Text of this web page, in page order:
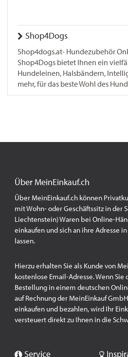
Shop4Dogs
Shop4dogs.at- Hundezubehör
Shop4Dogs bietet Ihnen ein
Hundeleinen, Halsbändern,
mehr, für das beste Wohl des
Über MeinEinkauf.ch
Über MeinEinkauf.ch können
mit Wohn- oder Geschäftssitz in der
Liechtenstein) Waren bei Online-
einkaufen und sich an ihre Adresse
lassen.
Hierzu erhalten Sie als Kunde von
kostenlose Email-Adresse. Wenn Sie
Bestellung in einem deutschen
auf Rechnung der MeinEinkauf
einkaufen und bezahlen, wird Ihr
versteuert direkt zu Ihnen in die
Service